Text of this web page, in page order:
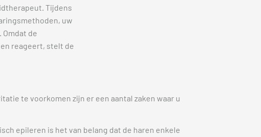
Tijdens
uw
de
reageert, stelt de
te voorkomen zijn er een aantal zaken waar u
epileren is het van belang dat de haren enkele